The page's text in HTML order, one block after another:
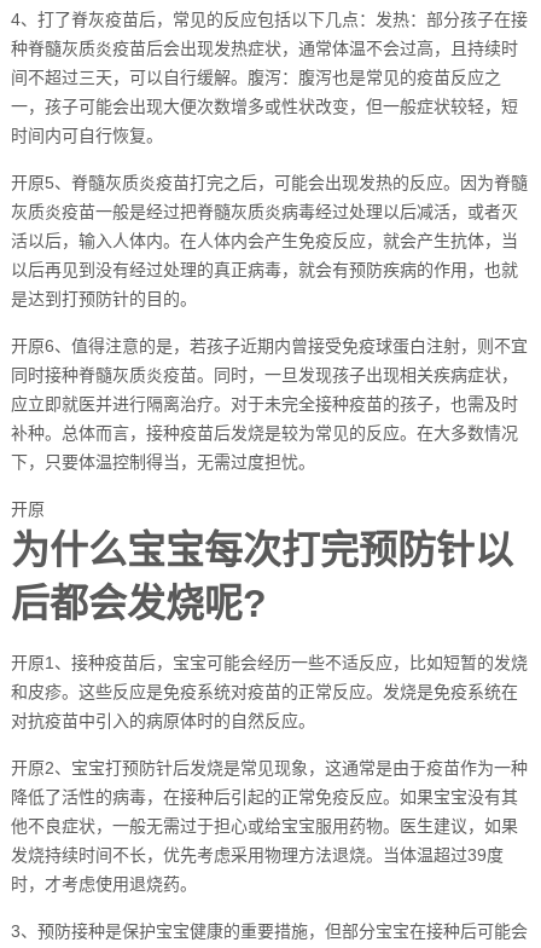
4、打了脊灰疫苗后，常见的反应包括以下几点：发热：部分孩子在接
种脊髓灰质炎疫苗后会出现发热症状，通常体温不会过高，且持续时
间不超过三天，可以自行缓解。腹泻：腹泻也是常见的疫苗反应之
一，孩子可能会出现大便次数增多或性状改变，但一般症状较轻，短
时间内可自行恢复。
开原5、脊髓灰质炎疫苗打完之后，可能会出现发热的反应。因为脊髓
灰质炎疫苗一般是经过把脊髓灰质炎病毒经过处理以后减活，或者灭
活以后，输入人体内。在人体内会产生免疫反应，就会产生抗体，当
以后再见到没有经过处理的真正病毒，就会有预防疾病的作用，也就
是达到打预防针的目的。
开原6、值得注意的是，若孩子近期内曾接受免疫球蛋白注射，则不宜
同时接种脊髓灰质炎疫苗。同时，一旦发现孩子出现相关疾病症状，
应立即就医并进行隔离治疗。对于未完全接种疫苗的孩子，也需及时
补种。总体而言，接种疫苗后发烧是较为常见的反应。在大多数情况
下，只要体温控制得当，无需过度担忧。
开原
为什么宝宝每次打完预防针以
后都会发烧呢?
开原1、接种疫苗后，宝宝可能会经历一些不适反应，比如短暂的发烧
和皮疹。这些反应是免疫系统对疫苗的正常反应。发烧是免疫系统在
对抗疫苗中引入的病原体时的自然反应。
开原2、宝宝打预防针后发烧是常见现象，这通常是由于疫苗作为一种
降低了活性的病毒，在接种后引起的正常免疫反应。如果宝宝没有其
他不良症状，一般无需过于担心或给宝宝服用药物。医生建议，如果
发烧持续时间不长，优先考虑采用物理方法退烧。当体温超过39度
时，才考虑使用退烧药。
3、预防接种是保护宝宝健康的重要措施，但部分宝宝在接种后可能会